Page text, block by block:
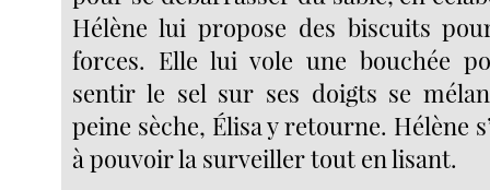
Hélène lui propose des biscuits
forces. Elle lui vole une bouchée
sentir le sel sur ses doigts se
peine sèche, Élisa y retourne. Hélène
à pouvoir la surveiller tout en lisant.